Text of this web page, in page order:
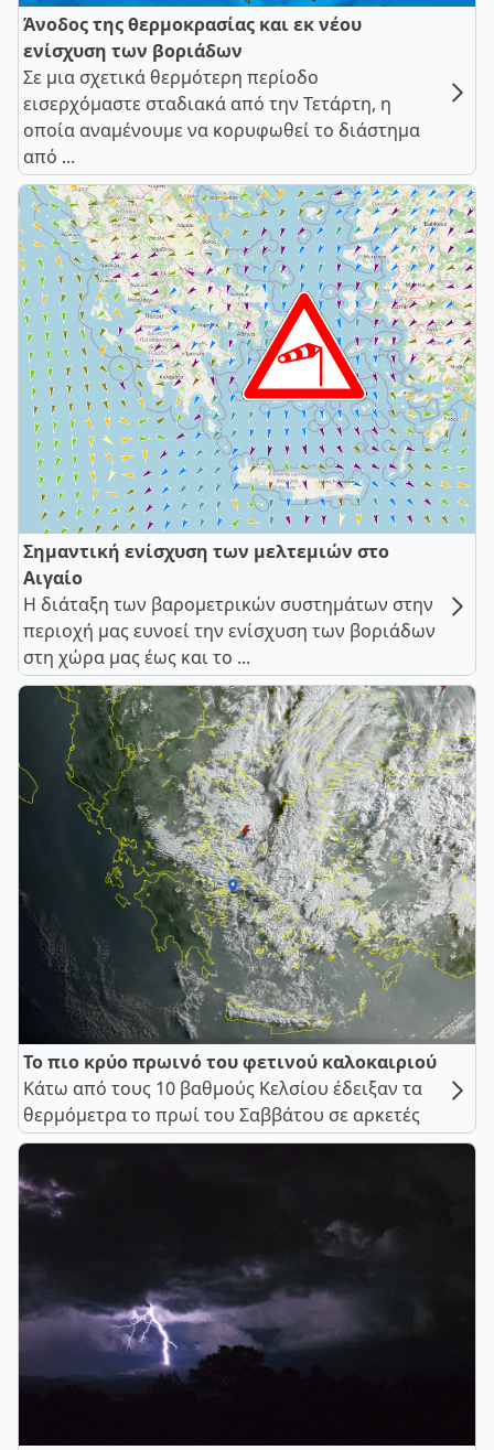
Άνοδος της θερμοκρασίας και εκ νέου
ενίσχυση των βοριάδων
Σε μια σχετικά θερμότερη περίοδο
εισερχόμαστε σταδιακά από την Τετάρτη, η
οποία αναμένουμε να κορυφωθεί το διάστημα
από ...
Σημαντική ενίσχυση των μελτεμιών στο
Αιγαίο
Η διάταξη των βαρομετρικών συστημάτων στην
περιοχή μας ευνοεί την ενίσχυση των βοριάδων
στη χώρα μας έως και το ...
Το πιο κρύο πρωινό του φετινού καλοκαιριού
Κάτω από τους 10 βαθμούς Κελσίου έδειξαν τα
θερμόμετρα το πρωί του Σαββάτου σε αρκετές